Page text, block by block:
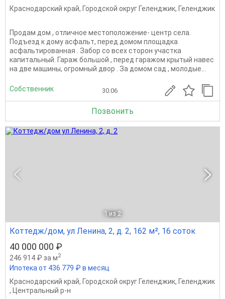
Краснодарский край, Городской округ Геленджик, Геленджик
Продам дом , отличное местоположение- центр села.
Подъезд к дому асфальт, перед домом площадка
асфальтированная . Забор со всех сторон участка
капитальный. Гараж большой , перед гаражом крытый навес
на две машины, огромный двор . За домом сад , молодые...
Собственник 30.06
Позвонить
1 из 2
Коттедж/дом, ул Ленина, 2, д. 2, 162 м², 16 соток
40 000 000 ₽
246 914 ₽ за м2
Ипотека от 436 779 ₽ в месяц
Краснодарский край, Городской округ Геленджик, Геленджик
,
Центральный р-н